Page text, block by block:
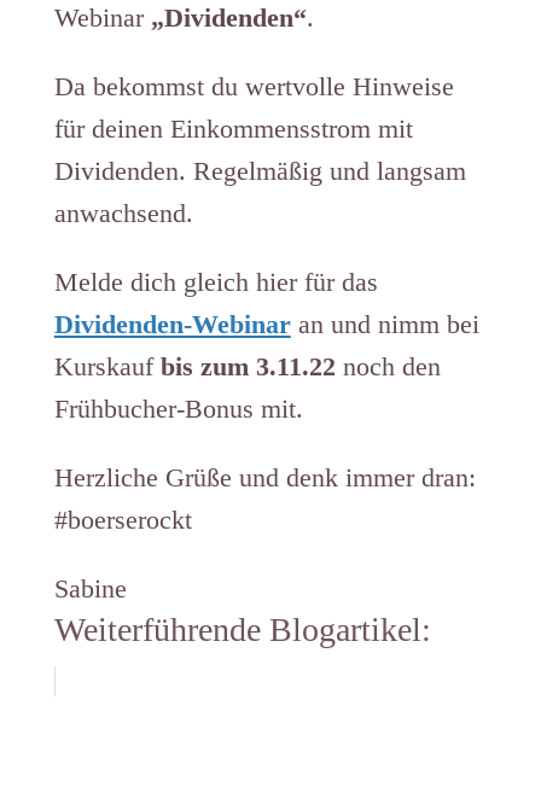
Webinar „Dividenden“.
Da bekommst du wertvolle Hinweise
für deinen Einkommensstrom mit
Dividenden. Regelmäßig und langsam
anwachsend.
Melde dich gleich hier für das
Dividenden-Webinaran und nimm bei
Kurskauf bis zum 3.11.22 noch den
Frühbucher-Bonus mit.
Herzliche Grüße und denk immer dran:
#boerserockt
Sabine
Weiterführende Blogartikel: